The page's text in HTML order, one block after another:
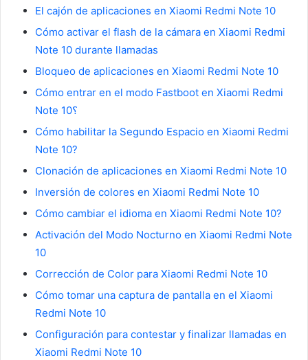
El cajón de aplicaciones en Xiaomi Redmi Note 10
Cómo activar el flash de la cámara en Xiaomi Redmi
Note 10 durante llamadas
Bloqueo de aplicaciones en Xiaomi Redmi Note 10
Cómo entrar en el modo Fastboot en Xiaomi Redmi
Note 10؟
Cómo habilitar la Segundo Espacio en Xiaomi Redmi
Note 10?
Clonación de aplicaciones en Xiaomi Redmi Note 10
Inversión de colores en Xiaomi Redmi Note 10
Cómo cambiar el idioma en Xiaomi Redmi Note 10?
Activación del Modo Nocturno en Xiaomi Redmi Note
10
Corrección de Color para Xiaomi Redmi Note 10
Cómo tomar una captura de pantalla en el Xiaomi
Redmi Note 10
Configuración para contestar y finalizar llamadas en
Xiaomi Redmi Note 10